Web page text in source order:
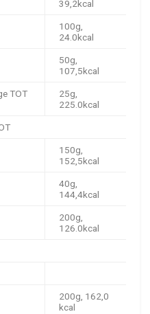
39,2kcal
100g,
24.0kcal
50g,
107,5kcal
TOT
25g,
225.0kcal
150g,
152,5kcal
40g,
144,4kcal
200g,
126.0kcal
200g, 162,0
kcal